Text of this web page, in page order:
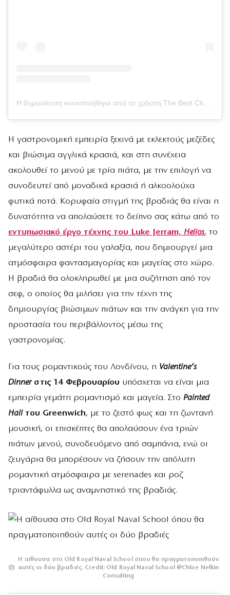
Η γαστρονομική εμπειρία ξεκινά με εκλεκτούς μεζέδες
και βιώσιμα αγγλικά κρασιά, και στη συνέχεια
ακολουθεί το μενού με τρία πιάτα, με την επιλογή να
συνοδευτεί από μοναδικά κρασιά ή αλκοολούχα
φυτικά ποτά. Κορυφαία στιγμή της βραδιάς θα είναι η
δυνατότητα να απολαύσετε το δείπνο σας κάτω από το
εντυπωσιακό έργο τέχνης του Luke Jerram, Helios, το
μεγαλύτερο αστέρι του γαλαξία, που δημιουργεί μια
ατμόσφαιρα φαντασμαγορίας και μαγείας στο χώρο.
Η βραδιά θα ολοκληρωθεί με μια συζήτηση από τον
σεφ, ο οποίος θα μιλήσει για την τέχνη της
δημιουργίας βιώσιμων πιάτων και την ανάγκη για την
προστασία του περιβάλλοντος μέσω της
γαστρονομίας.
Για τους ρομαντικούς του Λονδίνου, η Valentine’s
Dinnerστις 14 Φεβρουαρίου υπόσχεται να είναι μια
εμπειρία γεμάτη ρομαντισμό και μαγεία. Στο Painted
Hallτου Greenwich, με το ζεστό φως και τη ζωντανή
μουσική, οι επισκέπτες θα απολαύσουν ένα τριών
πιάτων μενού, συνοδευόμενο από σαμπάνια, ενώ οι
ζευγάρια θα μπορέσουν να ζήσουν την απόλυτη
ρομαντική ατμόσφαιρα με serenades και ροζ
τριαντάφυλλα ως αναμνηστικό της βραδιάς.
H αίθουσα στο Old Royal Naval School όπου θα πραγματοποιηθούν
αυτές οι δύο βραδιές. Credit: Old Royal Naval School @Chloe Nelkin
Consulting